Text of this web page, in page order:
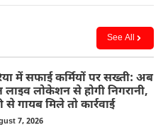
See All
में सफाई कर्मियों पर सख्ती: अब
लोकेशन से होगी निगरानी,
से गायब मिले तो कार्रवाई
7, 2026